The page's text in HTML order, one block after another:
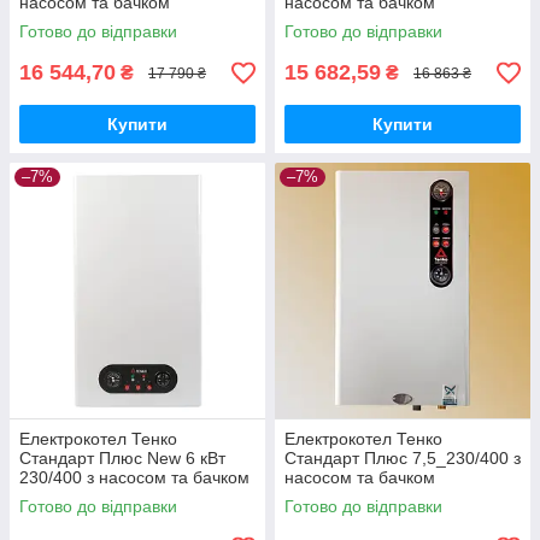
Готово до відправки
16 544,70 ₴ 17 790 ₴
Купити
Готово до відправки
15 682,59 ₴ 16 863 ₴
Купити
–7%
Електрокотел Тенко
Стандарт Плюс New 6 кВт
230/400 з насосом та бачком
Готово до відправки
–7%
Електрокотел Тенко
Стандарт Плюс 7,5_230/400 з
насосом та бачком
Готово до відправки